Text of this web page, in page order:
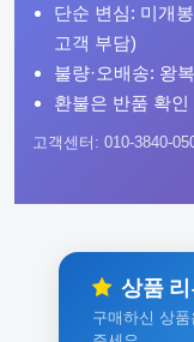
단순 변심: 미개
고객 부담)
불량·오배송: 왕
환불은 반품 확
고객센터: 010-3840-
상품
구매하신 상